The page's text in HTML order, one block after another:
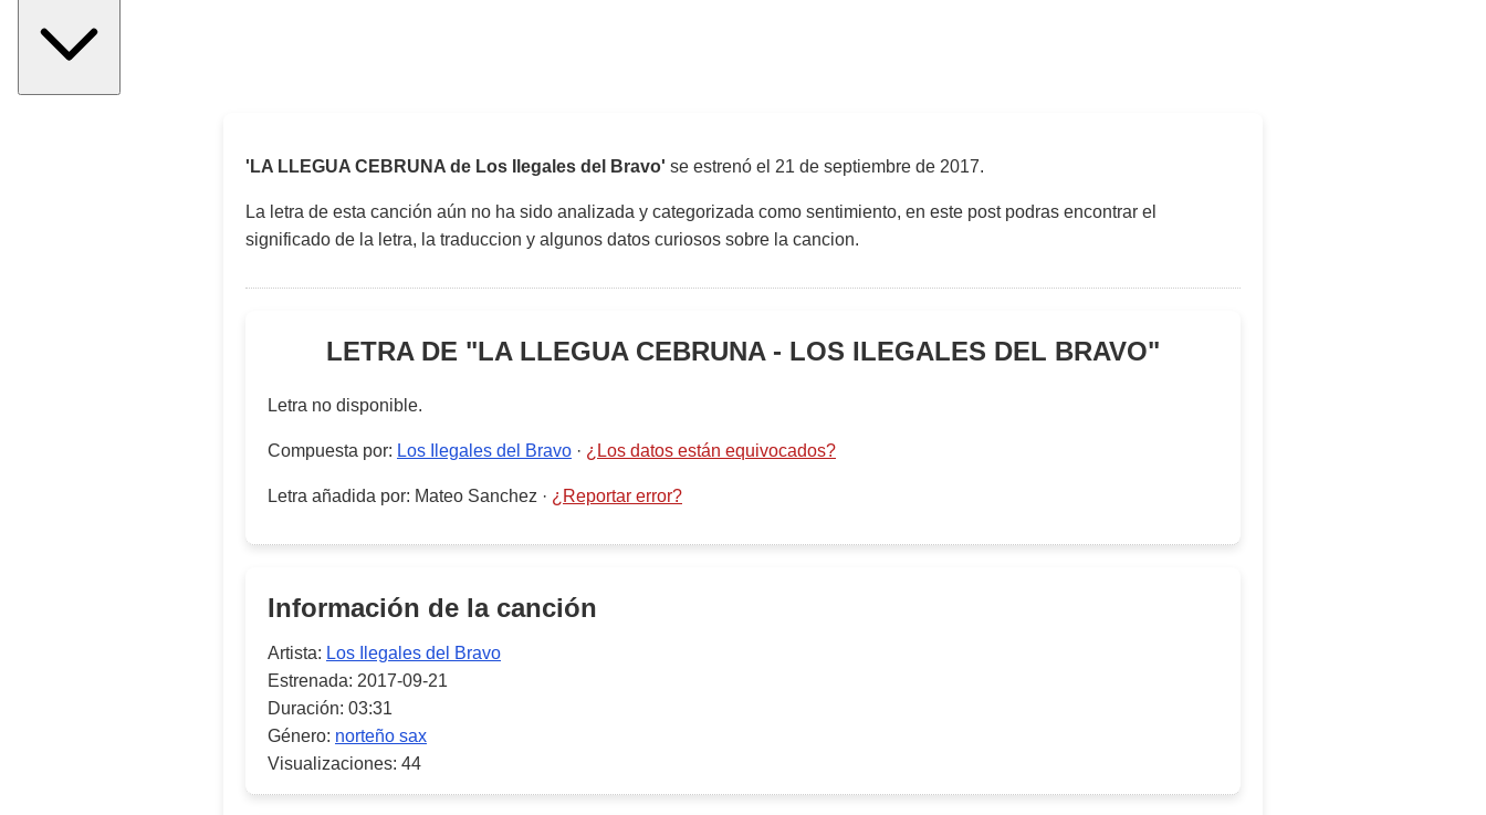
'LA LLEGUA CEBRUNA de Los Ilegales del Bravo' se estrenó el 21 de septiembre de 2017.
La letra de esta canción aún no ha sido analizada y categorizada como sentimiento, en este post podras encontrar el
significado de la letra, la traduccion y algunos datos curiosos sobre la cancion.
LETRA DE "LA LLEGUA CEBRUNA - LOS ILEGALES DEL BRAVO"
Letra no disponible.
Compuesta por: Los Ilegales del Bravo · ¿Los datos están equivocados?
Letra añadida por: Mateo Sanchez · ¿Reportar error?
Información de la canción
Artista: Los Ilegales del Bravo
Estrenada: 2017-09-21
Duración: 03:31
Género: norteño sax
Visualizaciones: 44